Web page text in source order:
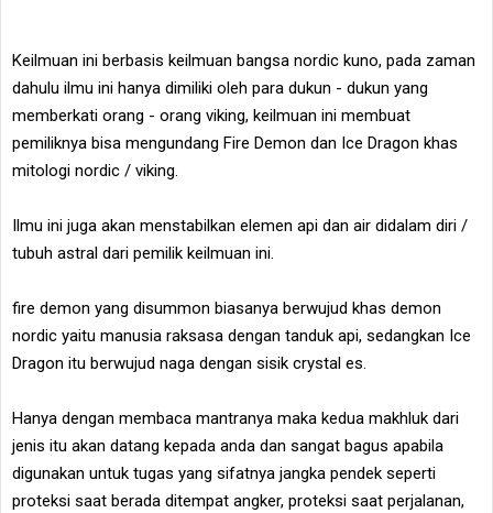
Keilmuan ini berbasis keilmuan bangsa nordic kuno, pada zaman
dahulu ilmu ini hanya dimiliki oleh para dukun - dukun yang
memberkati orang - orang viking, keilmuan ini membuat
pemiliknya bisa mengundang Fire Demon dan Ice Dragon khas
mitologi nordic / viking.
Ilmu ini juga akan menstabilkan elemen api dan air didalam diri /
tubuh astral dari pemilik keilmuan ini.
fire demon yang disummon biasanya berwujud khas demon
nordic yaitu manusia raksasa dengan tanduk api, sedangkan Ice
Dragon itu berwujud naga dengan sisik crystal es.
Hanya dengan membaca mantranya maka kedua makhluk dari
jenis itu akan datang kepada anda dan sangat bagus apabila
digunakan untuk tugas yang sifatnya jangka pendek seperti
proteksi saat berada ditempat angker, proteksi saat perjalanan,